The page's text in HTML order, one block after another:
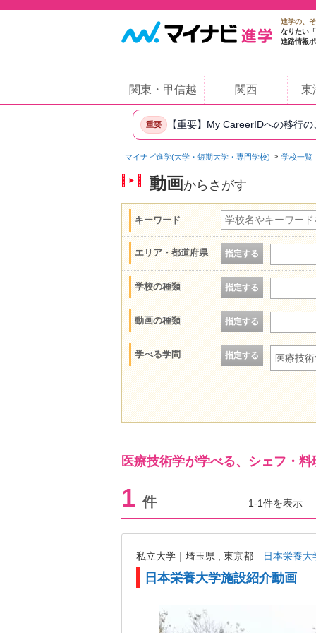
進学の、
なりたい
進路情報
関東・甲信越 関西 東
重要 【重要】My CareerIDへの移行
マイナビ進学(大学・短期大学・専門学校) 学校一覧
動画からさがす
キーワード
エリア・都道府県 指定する
学校の種類 指定する
動画の種類 指定する
学べる学問 指定する 医療技
医療技術学が学べる、シェフ・
1 件 1-1件を表示
私立大学｜埼玉県 , 東京都 日本栄養大
日本栄養大学施設紹介動画